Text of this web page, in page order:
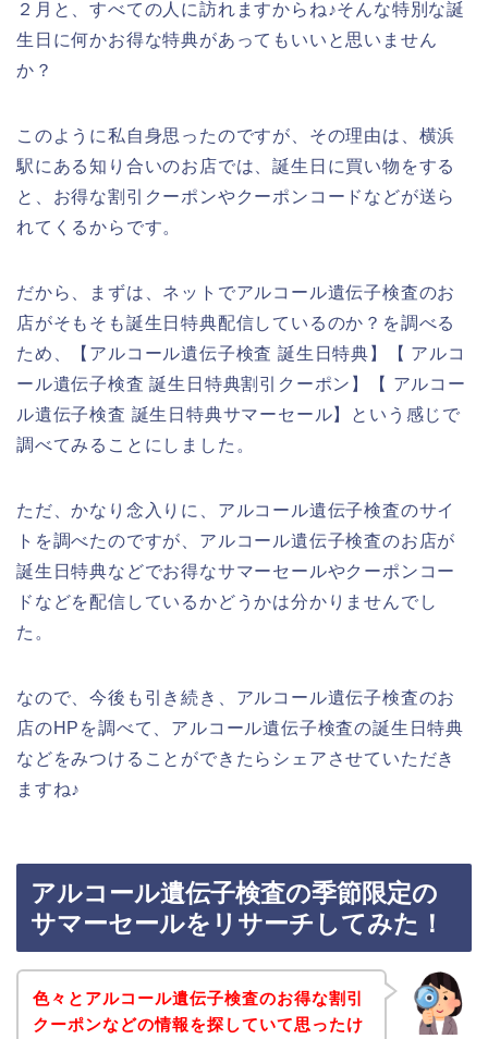
２月と、すべての人に訪れますからね♪そんな特別な誕
生日に何かお得な特典があってもいいと思いません
か？
このように私自身思ったのですが、その理由は、横浜
駅にある知り合いのお店では、誕生日に買い物をする
と、お得な割引クーポンやクーポンコードなどが送ら
れてくるからです。
だから、まずは、ネットでアルコール遺伝子検査のお
店がそもそも誕生日特典配信しているのか？を調べる
ため、【アルコール遺伝子検査 誕生日特典】【 アルコ
ール遺伝子検査 誕生日特典割引クーポン】【 アルコー
ル遺伝子検査 誕生日特典サマーセール】という感じで
調べてみることにしました。
ただ、かなり念入りに、アルコール遺伝子検査のサイ
トを調べたのですが、アルコール遺伝子検査のお店が
誕生日特典などでお得なサマーセールやクーポンコー
ドなどを配信しているかどうかは分かりませんでし
た。
なので、今後も引き続き、アルコール遺伝子検査のお
店のHPを調べて、アルコール遺伝子検査の誕生日特典
などをみつけることができたらシェアさせていただき
ますね♪
アルコール遺伝子検査の季節限定の
サマーセールをリサーチしてみた！
色々とアルコール遺伝子検査のお得な割引
クーポンなどの情報を探していて思ったけ